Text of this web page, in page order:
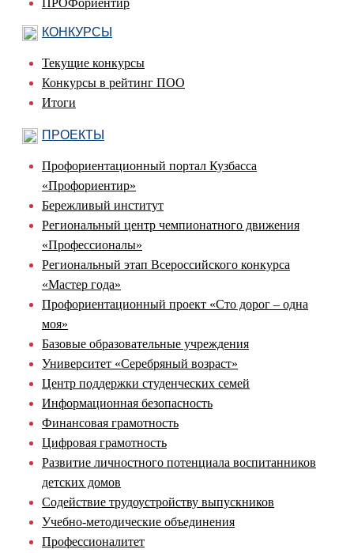
КОНКУРСЫ
Текущие конкурсы
Конкурсы в рейтинг ПОО
Итоги
ПРОЕКТЫ
Профориентационный портал Кузбасса
«Профориентир»
Бережливый институт
Региональный центр чемпионатного движения
«Профессионалы»
Региональный этап Всероссийского конкурса
«Мастер года»
Профориентационный проект «Сто дорог – одна
моя»
Базовые образовательные учреждения
Университет «Серебряный возраст»
Центр поддержки студенческих семей
Информационная безопасность
Финансовая грамотность
Цифровая грамотность
Развитие личностного потенциала воспитанников
детских домов
Содействие трудоустройству выпускников
Учебно-методические объединения
Профессионалитет